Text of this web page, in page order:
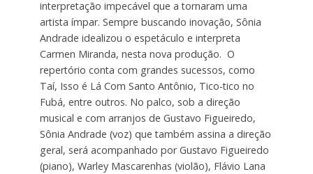
interpretação impecável que a tornaram uma
artista ímpar. Sempre buscando inovação, Sônia
Andrade idealizou o espetáculo e interpreta
Carmen Miranda, nesta nova produção. O
repertório conta com grandes sucessos, como
Taí, Isso é Lá Com Santo Antônio, Tico-tico no
Fubá, entre outros. No palco, sob a direção
musical e com arranjos de Gustavo Figueiredo,
Sônia Andrade (voz) que também assina a direção
geral, será acompanhado por Gustavo Figueiredo
(piano), Warley Mascarenhas (violão), Flávio Lana